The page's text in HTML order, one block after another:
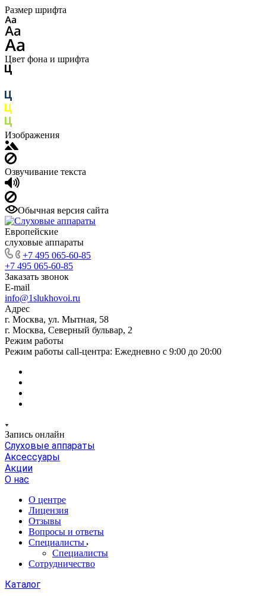
Размер шрифта
Цвет фона и шрифта
Изображения
Озвучивание текста
Обычная версия сайта
Европейские
слуховые аппараты
+7 495 065-60-85
+7 495 065-60-85
Заказать звонок
E-mail
info@1slukhovoi.ru
Адрес
г. Москва, ул. Мытная, 58
г. Москва, Северный бульвар, 2
Режим работы
Режим работы call-центра: Ежедневно с 9:00 до 20:00
Запись онлайн
Слуховые аппараты
Аксессуары
Акции
О нас
О центре
Лицензия
Отзывы
Вопросы и ответы
Специалисты
Специалисты
Сотрудничество
Каталог